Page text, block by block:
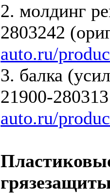
2. молдинг
2803242
auto.ru/
3. балка
21900-
auto.ru/